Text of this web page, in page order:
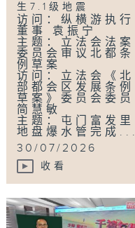
生7.1级地震
访问：纵横游执行
董事 袁振宁
主题：立法会法案
委员会审议北都条
例草案
访问：立法会《北
部都会区发展条例
草案》委员会委员
简慧敏
主题：屯门富发里
地盘爆水管完成...
30/07/2026
收看